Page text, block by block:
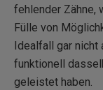
fehlender Zähne,
Fülle von
Idealfall gar nicht
funktionell
geleistet haben.